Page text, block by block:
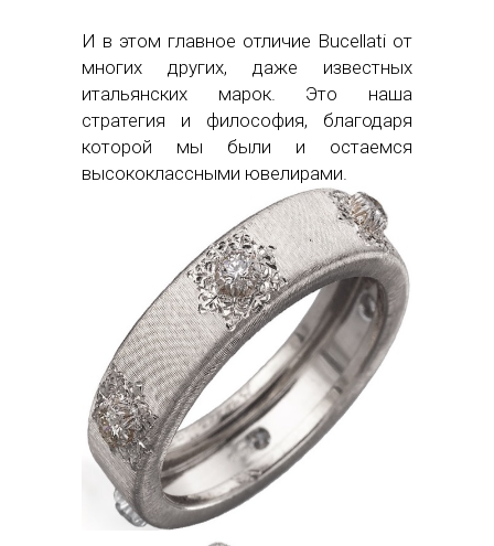
И в этом главное отличие Bucellati от
многих других, даже известных
итальянских марок. Это наша
стратегия и философия, благодаря
которой мы были и остаемся
высококлассными ювелирами.